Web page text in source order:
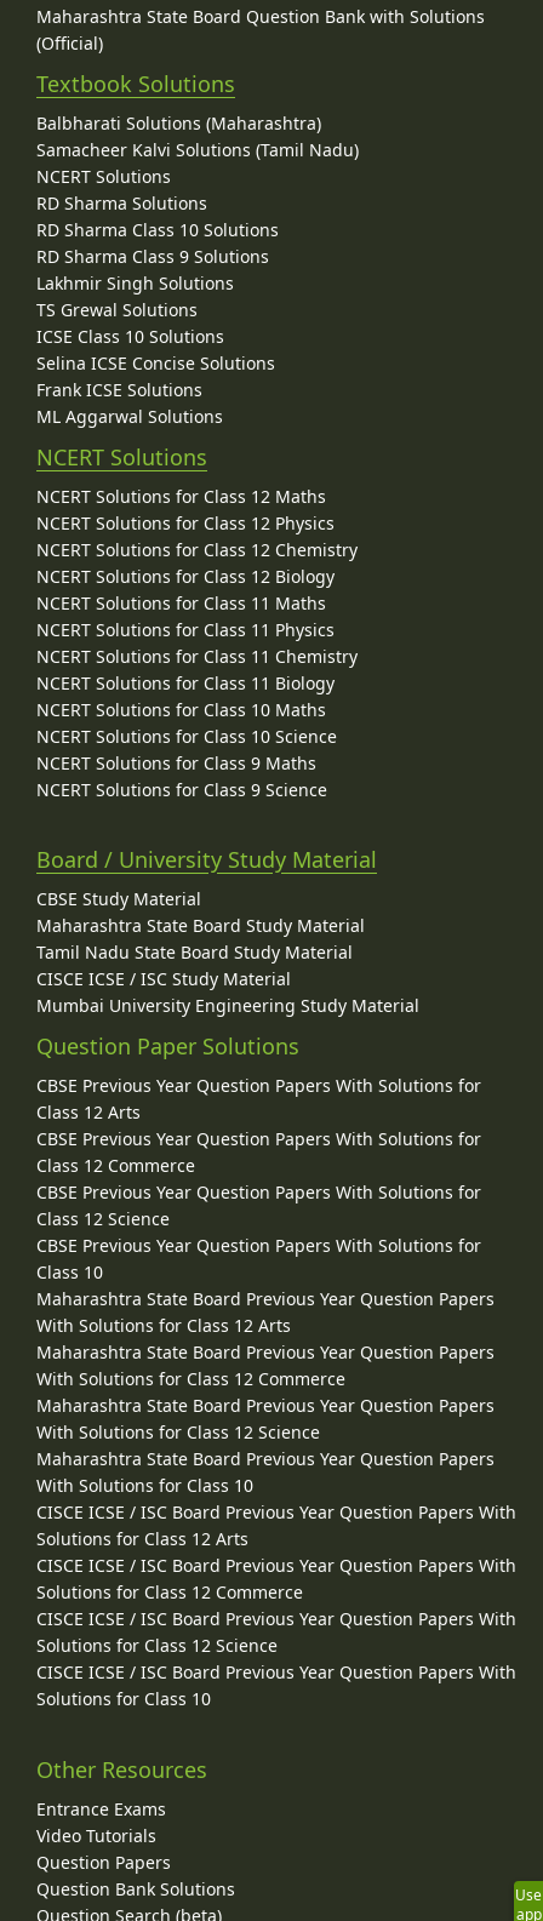
Maharashtra State Board Question Bank with Solutions
(Official)
Textbook Solutions
Balbharati Solutions (Maharashtra)
Samacheer Kalvi Solutions (Tamil Nadu)
NCERT Solutions
RD Sharma Solutions
RD Sharma Class 10 Solutions
RD Sharma Class 9 Solutions
Lakhmir Singh Solutions
TS Grewal Solutions
ICSE Class 10 Solutions
Selina ICSE Concise Solutions
Frank ICSE Solutions
ML Aggarwal Solutions
NCERT Solutions
NCERT Solutions for Class 12 Maths
NCERT Solutions for Class 12 Physics
NCERT Solutions for Class 12 Chemistry
NCERT Solutions for Class 12 Biology
NCERT Solutions for Class 11 Maths
NCERT Solutions for Class 11 Physics
NCERT Solutions for Class 11 Chemistry
NCERT Solutions for Class 11 Biology
NCERT Solutions for Class 10 Maths
NCERT Solutions for Class 10 Science
NCERT Solutions for Class 9 Maths
NCERT Solutions for Class 9 Science
Board / University Study Material
CBSE Study Material
Maharashtra State Board Study Material
Tamil Nadu State Board Study Material
CISCE ICSE / ISC Study Material
Mumbai University Engineering Study Material
Question Paper Solutions
CBSE Previous Year Question Papers With Solutions for
Class 12 Arts
CBSE Previous Year Question Papers With Solutions for
Class 12 Commerce
CBSE Previous Year Question Papers With Solutions for
Class 12 Science
CBSE Previous Year Question Papers With Solutions for
Class 10
Maharashtra State Board Previous Year Question Papers
With Solutions for Class 12 Arts
Maharashtra State Board Previous Year Question Papers
With Solutions for Class 12 Commerce
Maharashtra State Board Previous Year Question Papers
With Solutions for Class 12 Science
Maharashtra State Board Previous Year Question Papers
With Solutions for Class 10
CISCE ICSE / ISC Board Previous Year Question Papers With
Solutions for Class 12 Arts
CISCE ICSE / ISC Board Previous Year Question Papers With
Solutions for Class 12 Commerce
CISCE ICSE / ISC Board Previous Year Question Papers With
Solutions for Class 12 Science
CISCE ICSE / ISC Board Previous Year Question Papers With
Solutions for Class 10
Other Resources
Entrance Exams
Video Tutorials
Question Papers
Question Bank Solutions
Question Search (beta)
Use
app